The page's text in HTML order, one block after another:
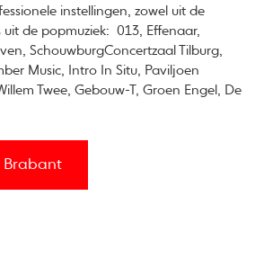
instellingen, zowel uit de
uit de popmuziek: 013, Effenaar,
SchouwburgConcertzaal Tilburg,
Music, Intro In Situ, Paviljoen
Twee, Gebouw-T, Groen Engel, De
Brabant